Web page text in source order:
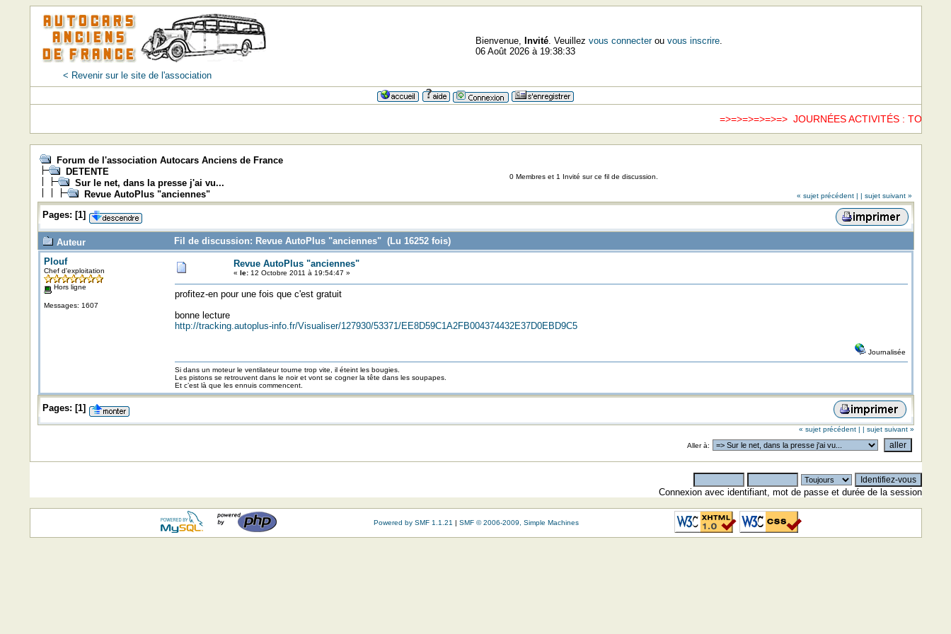
< Revenir sur le site de l'association
Bienvenue, Invité. Veuillez vous connecterou vous inscrire.
06 Août 2026 à 19:38:33
=>=>=>=>=>=> JOURNÉES ACTIVITÉS : TOUS
Forum de l'association Autocars Anciens de France
DETENTE
Sur le net, dans la presse j'ai vu...
Revue AutoPlus "anciennes"
0 Membres et 1 Invité sur ce fil de discussion.
« sujet précédent | | sujet suivant »
Pages: [1]
Auteur
Fil de discussion: Revue AutoPlus "anciennes" (Lu 16252 fois)
Plouf
Chef d'exploitation
Hors ligne
Messages: 1607
Revue AutoPlus "anciennes"
« le:12 Octobre 2011 à 19:54:47 »
profitez-en pour une fois que c'est gratuit
bonne lecture
http://tracking.autoplus-info.fr/Visualiser/127930/53371/EE8D59C1A2FB004374432E37D0EBD9C5
Journalisée
Si dans un moteur le ventilateur tourne trop vite, il éteint les bougies.
Les pistons se retrouvent dans le noir et vont se cogner la tête dans les soupapes.
Et c’est là que les ennuis commencent.
Pages: [1]
« sujet précédent | | sujet suivant »
Aller à:
Connexion avec identifiant, mot de passe et durée de la session
Powered by SMF 1.1.21 | SMF © 2006-2009, Simple Machines